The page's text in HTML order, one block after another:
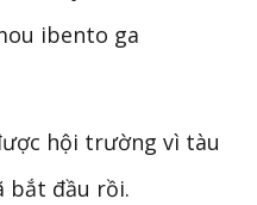
ibento ga
hội trường vì tàu
bắt đầu rồi.